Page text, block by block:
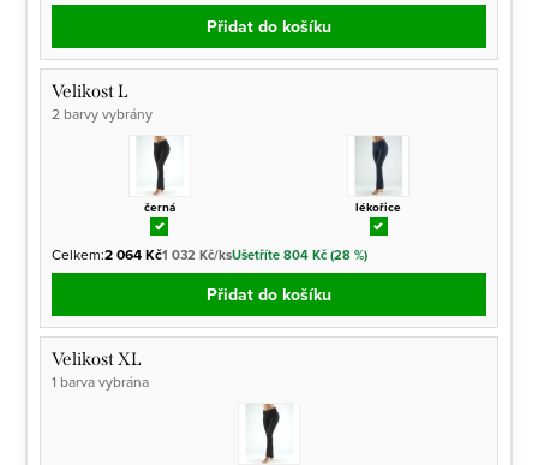
Přidat do košíku
Velikost L
2 barvy vybrány
černá lékořice
Celkem:2 064 Kč1 032 Kč/ksUšetříte 804 Kč (28 %)
Přidat do košíku
Velikost XL
1 barva vybrána